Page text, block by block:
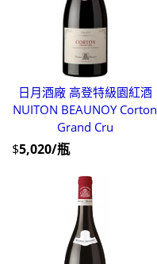
日月酒廠 高登特級園紅酒
NUITON BEAUNOY Corton
Grand Cru
$5,020/瓶